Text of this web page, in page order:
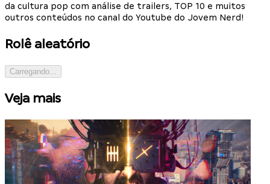
da cultura pop com análise de trailers, TOP 10 e muitos
outros conteúdos no canal do Youtube do Jovem Nerd!
Rolê aleatório
Carregando...
Veja mais